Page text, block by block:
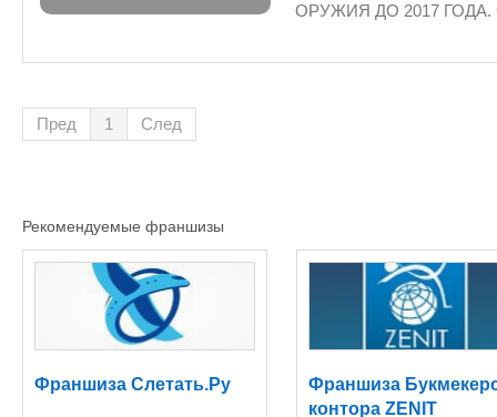
ОРУЖИЯ ДО 2017
НЕТ, ОФИС И КХО В
Пред 1 След
Рекомендуемые франшизы
Франшиза Слетать.Ру
Франшиза
контора ZENIT